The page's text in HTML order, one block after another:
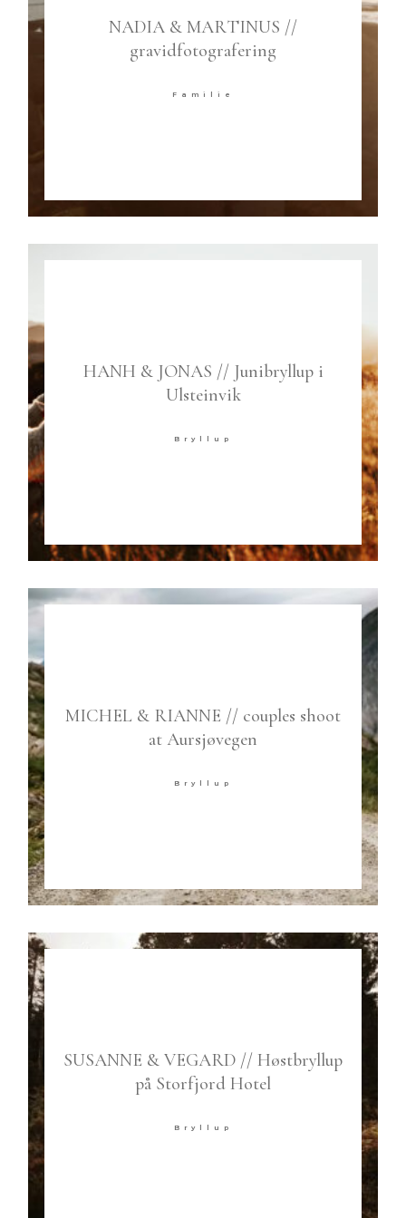
NADIA & MARTINUS //
gravidfotografering
Familie
HANH & JONAS // Junibryllup i
Ulsteinvik
Bryllup
MICHEL & RIANNE // couples shoot
at Aursjøvegen
Bryllup
SUSANNE & VEGARD // Høstbryllup
på Storfjord Hotel
Bryllup